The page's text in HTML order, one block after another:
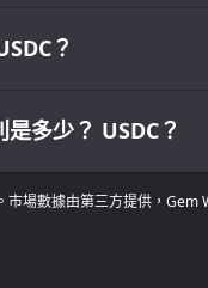
？
多少？ USDC？
場數據由第三方提供，Gem